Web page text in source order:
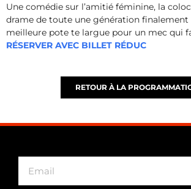
Une comédie sur l’amitié féminine, la
drame de toute une génération finalement
meilleure pote te largue pour un mec qui
RÉSERVER AVEC BILLET RÉDUC
RETOUR À LA